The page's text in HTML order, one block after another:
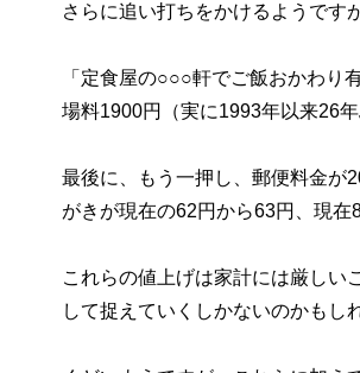
さらに追い打ちをかけるようです
「定食屋の○○○軒でご飯おかわ
場料1900円（実に1993年以来26
最後に、もう一押し、郵便料金が
がきが現在の62円から63円、現在
これらの値上げは家計には厳しい
して捉えていくしかないのかもし